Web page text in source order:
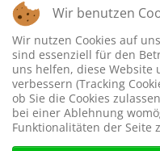
Finanzämter
Quick Links
Kontakt
kostenlose Erstberatung
Wir benutzen
Wir nutzen Cookies auf
sind essenziell für den
uns helfen, diese
verbessern (Tracking
ob Sie die Cookies
bei einer Ablehnung
Funktionalitäten der Seite